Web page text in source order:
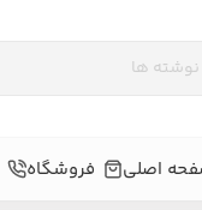
اصلی فروشگاه